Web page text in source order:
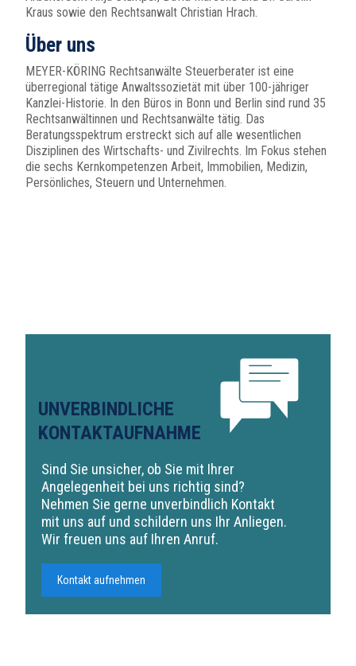
Kraus sowie den Rechtsanwalt Christian Hrach.
Über uns
MEYER-KÖRING Rechtsanwälte Steuerberater ist eine
überregional tätige Anwaltssozietät mit über 100-jähriger
Kanzlei-Historie. In den Büros in Bonn und Berlin sind rund 35
Rechtsanwältinnen und Rechtsanwälte tätig. Das
Beratungsspektrum erstreckt sich auf alle wesentlichen
Disziplinen des Wirtschafts- und Zivilrechts. Im Fokus stehen
die sechs Kernkompetenzen Arbeit, Immobilien, Medizin,
Persönliches, Steuern und Unternehmen.
UNVERBINDLICHE
KONTAKTAUFNAHME
Sind Sie unsicher, ob Sie mit Ihrer
Angelegenheit bei uns richtig sind?
Nehmen Sie gerne unverbindlich Kontakt
mit uns auf und schildern uns Ihr Anliegen.
Wir freuen uns auf Ihren Anruf.
Kontakt aufnehmen